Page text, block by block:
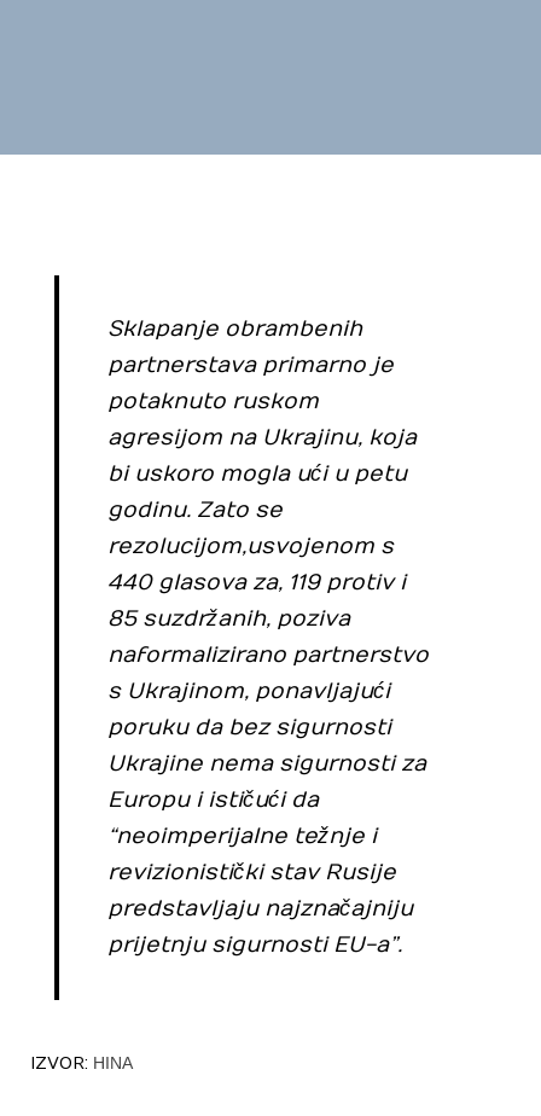
Sklapanje obrambenih
partnerstava primarno je
potaknuto ruskom
agresijom na Ukrajinu, koja
bi uskoro mogla ući u petu
godinu. Zato se
rezolucijom, usvojenom s
440 glasova za, 119 protiv i
85 suzdržanih, poziva
na formalizirano partnerstvo
s Ukrajinom, ponavljajući
poruku da bez sigurnosti
Ukrajine nema sigurnosti za
Europu i ističući da
“neoimperijalne težnje i
revizionistički stav Rusije
predstavljaju najznačajniju
prijetnju sigurnosti EU-a”.
IZVOR: HINA